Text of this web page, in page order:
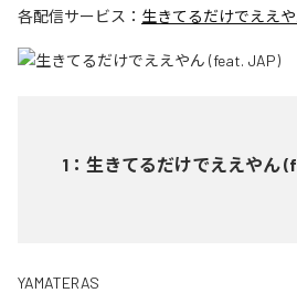
各配信サービス： 生きてるだけでええ
1 ： 生きてるだけでええやん
YAMATERAS